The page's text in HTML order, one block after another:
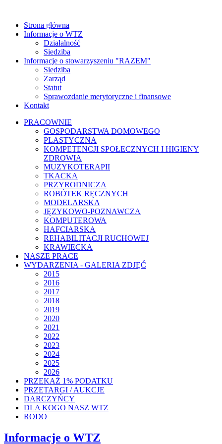
Strona główna
Informacje o WTZ
Działalność
Siedziba
Informacje o stowarzyszeniu "RAZEM"
Siedziba
Zarząd
Statut
Sprawozdanie merytoryczne i finansowe
Kontakt
PRACOWNIE
GOSPODARSTWA DOMOWEGO
PLASTYCZNA
KOMPETENCJI SPOŁECZNYCH I HIGIENY
ZDROWIA
MUZYKOTERAPII
TKACKA
PRZYRODNICZA
ROBÓTEK RĘCZNYCH
MODELARSKA
JĘZYKOWO-POZNAWCZA
KOMPUTEROWA
HAFCIARSKA
REHABILITACJI RUCHOWEJ
KRAWIECKA
NASZE PRACE
WYDARZENIA - GALERIA ZDJĘĆ
2015
2016
2017
2018
2019
2020
2021
2022
2023
2024
2025
2026
PRZEKAŻ 1% PODATKU
PRZETARGI / AUKCJE
DARCZYŃCY
DLA KOGO NASZ WTZ
RODO
Informacje o WTZ